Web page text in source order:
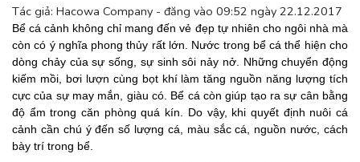
Tác giả: Hacowa Company - đăng vào 09:52 ngày 22.12.2017
Bể cá cảnh không chỉ mang đến vẻ đẹp tự nhiên cho ngôi nhà mà
còn có ý nghĩa phong thủy rất lớn. Nước trong bể cá thể hiện cho
dòng chảy của sự sống, sự sinh sôi nảy nở. Những chuyển động
kiếm mồi, bơi lượn cùng bọt khí làm tăng nguồn năng lượng tích
cực của sự may mắn, giàu có. Bể cá còn giúp tạo ra sự cân bằng
độ ẩm trong căn phòng quá kín. Do vậy, khi quyết định nuôi cá
cảnh cần chú ý đến số lượng cá, màu sắc cá, nguồn nước, cách
bày trí trong bể.